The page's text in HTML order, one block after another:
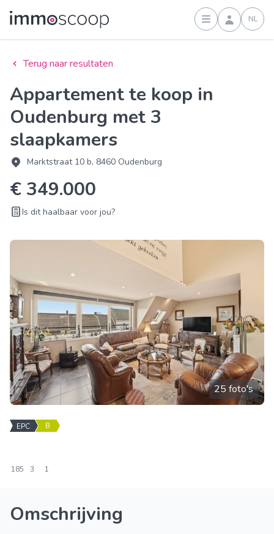
Inloggen
NL
Terug naar resultaten
Appartement te koop in
Oudenburg met 3
slaapkamers
Marktstraat 10 b, 8460 Oudenburg
€ 349.000
Is dit haalbaar voor jou?
25 foto's
EPC B
185 3 1
Omschrijving